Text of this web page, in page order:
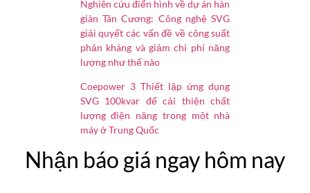
Nghiên cứu điển hình về dự án hàn
giàn Tân Cương: Công nghệ SVG
giải quyết các vấn đề về công suất
phản kháng và giảm chi phí năng
lượng như thế nào
Coepower 3 Thiết lập ứng dụng
SVG 100kvar để cải thiện chất
lượng điện năng trong một nhà
máy ở Trung Quốc
Nhận báo giá ngay hôm nay